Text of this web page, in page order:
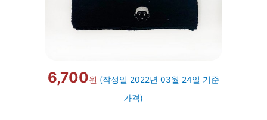
6,700원 (작성일 2022년 03월 24일 기준
가격)